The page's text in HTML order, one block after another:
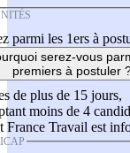
parmi les 1ers à
serez-vous
premiers à postuler
de plus de 15 jours,
moins de 4
France Travail est